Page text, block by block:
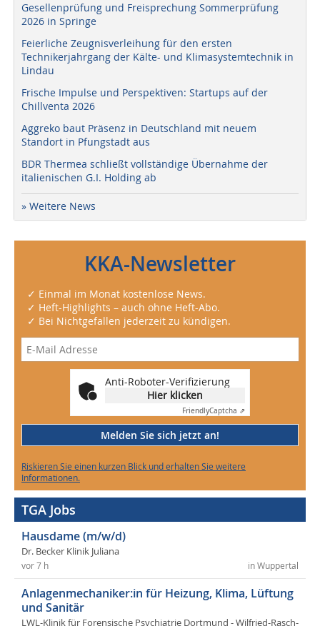
Gesellenprüfung und Freisprechung Sommerprüfung
2026 in Springe
Feierliche Zeugnisverleihung für den ersten
Technikerjahrgang der Kälte- und Klimasystemtechnik in
Lindau
Frische Impulse und Perspektiven: Startups auf der
Chillventa 2026
Aggreko baut Präsenz in Deutschland mit neuem
Standort in Pfungstadt aus
BDR Thermea schließt vollständige Übernahme der
italienischen G.I. Holding ab
» Weitere News
KKA-Newsletter
✓ Einmal im Monat kostenlose News.
✓ Heft-Highlights – auch ohne Heft-Abo.
✓ Bei Nichtgefallen jederzeit zu kündigen.
Anti-Roboter-Verifizierung
Hier klicken
FriendlyCaptcha ⇗
Melden Sie sich jetzt an!
Riskieren Sie einen kurzen Blick und erhalten Sie weitere
Informationen.
TGA Jobs
Hausdame (m/w/d)
Dr. Becker Klinik Juliana
in Wuppertal
vor 7 h
Anlagenmechaniker:in für Heizung, Klima, Lüftung
und Sanitär
LWL-Klinik für Forensische Psychiatrie Dortmund - Wilfried-Rasch-